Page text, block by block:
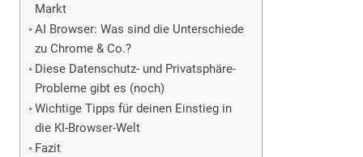
Markt
AI Browser: Was sind die Unterschiede
zu Chrome & Co.?
Diese Datenschutz- und Privatsphäre-
Probleme gibt es (noch)
Wichtige Tipps für deinen Einstieg in
die KI-Browser-Welt
Fazit